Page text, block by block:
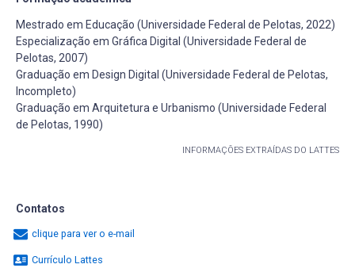
Mestrado em Educação (Universidade Federal de Pelotas, 2022)
Especialização em Gráfica Digital (Universidade Federal de
Pelotas, 2007)
Graduação em Design Digital (Universidade Federal de Pelotas,
Incompleto)
Graduação em Arquitetura e Urbanismo (Universidade Federal
de Pelotas, 1990)
INFORMAÇÕES EXTRAÍDAS DO LATTES
Contatos
clique para ver o e-mail
Currículo Lattes